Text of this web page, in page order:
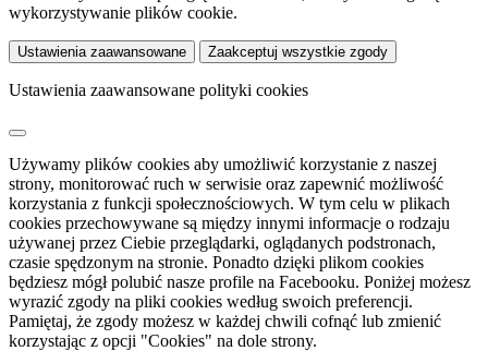
wykorzystywanie plików cookie.
Ustawienia zaawansowane Zaakceptuj wszystkie zgody
Ustawienia zaawansowane polityki cookies
Używamy plików cookies aby umożliwić korzystanie z naszej
strony, monitorować ruch w serwisie oraz zapewnić możliwość
korzystania z funkcji społecznościowych. W tym celu w plikach
cookies przechowywane są między innymi informacje o rodzaju
używanej przez Ciebie przeglądarki, oglądanych podstronach,
czasie spędzonym na stronie. Ponadto dzięki plikom cookies
będziesz mógł polubić nasze profile na Facebooku. Poniżej możesz
wyrazić zgody na pliki cookies według swoich preferencji.
Pamiętaj, że zgody możesz w każdej chwili cofnąć lub zmienić
korzystając z opcji "Cookies" na dole strony.